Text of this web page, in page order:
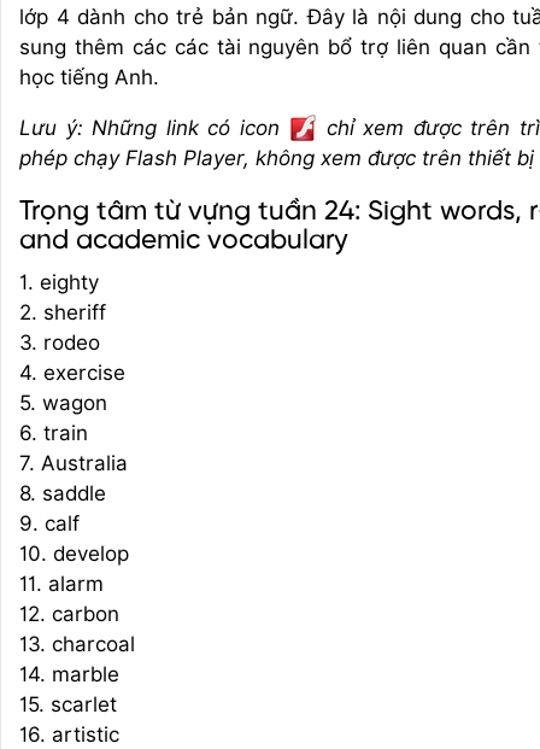
lớp 4 dành cho trẻ bản ngữ. Đây là nội dung cho
sung thêm các các tài nguyên bổ trợ liên quan
học tiếng Anh.
Lưu ý: Những link có icon
chỉ xem được trên
phép chạy Flash Player, không xem được trên thiết bị
Trọng tâm từ vựng tuần 24: Sight words,
and academic vocabulary
1. eighty
2. sheriff
3. rodeo
4. exercise
5. wagon
6. train
7. Australia
8. saddle
9. calf
10. develop
11. alarm
12. carbon
13. charcoal
14. marble
15. scarlet
16. artistic